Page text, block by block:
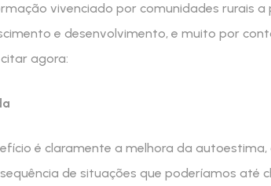
vivenciado por comunidades rurais
e desenvolvimento, e muito por
agora:
é claramente a melhora da
de situações que poderíamos até